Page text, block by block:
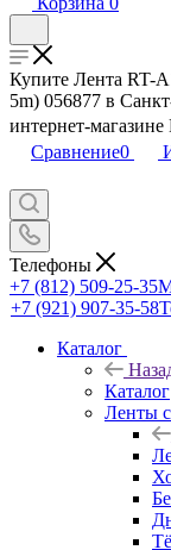
Купите Лента RT-
5m) 056877 в
интернет-
Сравнение0
Телефоны
+7 (812) 509-25-35
+7 (921) 907-35-58
Каталог
Каталог
Ленты